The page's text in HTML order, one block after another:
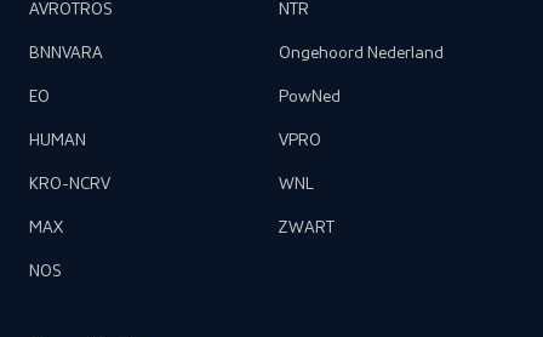
AVROTROS
BNNVARA
EO
HUMAN
KRO-NCRV
MAX
NOS
NTR
Ongehoord Nederland
PowNed
VPRO
WNL
ZWART